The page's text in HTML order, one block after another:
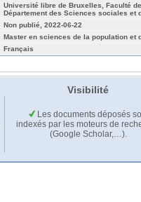
Université libre de Bruxelles, Faculté
Département des Sciences sociales et
Non publié, 2022-06-22
Master en sciences de la population et
Français
Visibilité
Les documents déposés
indexés par les moteurs de
(Google Scholar,…).